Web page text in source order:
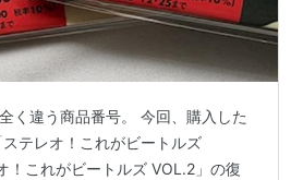
く違う商品番号。 今回、購入した
テレオ！これがビートルズ
！これがビートルズ VOL.2」の復